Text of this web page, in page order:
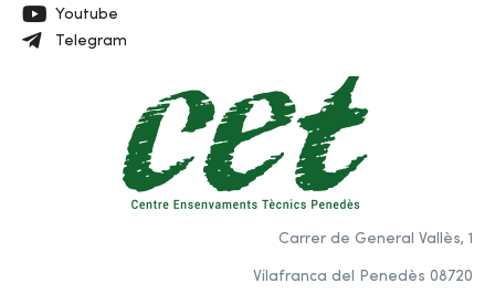
Youtube
Telegram
Carrer de General Vallès, 1
Vilafranca del Penedès 08720